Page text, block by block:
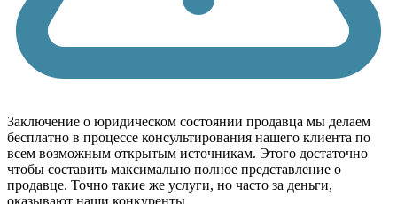
Заключение о юридическом состоянии продавца мы делаем
бесплатно в процессе консультирования нашего клиента по
всем возможным открытым источникам. Этого достаточно
чтобы составить максимально полное представление о
продавце. Точно такие же услуги, но часто за деньги,
оказывают наши конкуренты.